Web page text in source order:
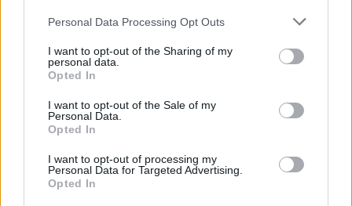
Please note that this website/app uses one or more Google
not limited to your visit or usage behaviour. You may click to
grant or deny consent to Google and its third-party tags to
use your data for below specified purposes in below Google
consent section.
Personal Data Processing Opt Outs
I want to opt-out of the Sharing of my
personal data.
Opted In
I want to opt-out of the Sale of my
Personal Data.
Opted In
I want to opt-out of processing my
Personal Data for Targeted Advertising.
Opted In
Su WhatsApp al numero +39
345 356 7512